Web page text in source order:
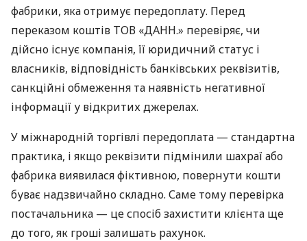
фабрики, яка отримує передоплату. Перед
переказом коштів ТОВ «ДАНН.» перевіряє, чи
дійсно існує компанія, її юридичний статус і
власників, відповідність банківських реквізитів,
санкційні обмеження та наявність негативної
інформації у відкритих джерелах.
У міжнародній торгівлі передоплата — стандартна
практика, і якщо реквізити підмінили шахраї або
фабрика виявилася фіктивною, повернути кошти
буває надзвичайно складно. Саме тому перевірка
постачальника — це спосіб захистити клієнта ще
до того, як гроші залишать рахунок.